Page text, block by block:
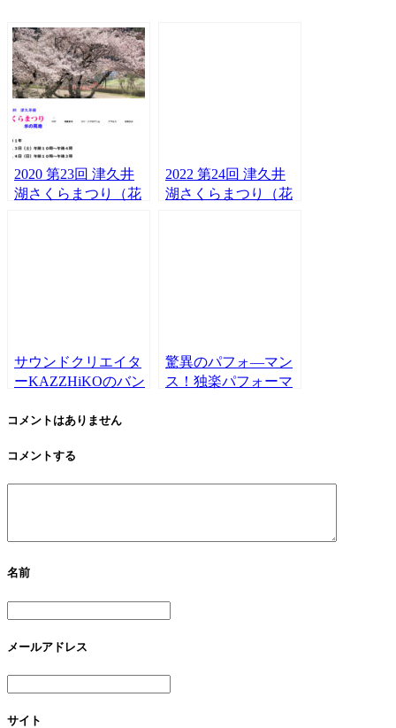
2020 第23回 津久井
湖さくらまつり（花
2022 第24回 津久井
湖さくらまつり（花
サウンドクリエイタ
ーKAZZHiKOのバン
HUMANITYのライ
ました。
驚異のパフォ―マン
ス！独楽パフォーマ
コメントはありません
コメントする
名前
メールアドレス
サイト